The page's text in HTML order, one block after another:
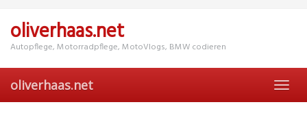
main
content
oliverhaas.net
Autopflege, Motorradpflege, MotoVlogs, BMW codieren
oliverhaas.net